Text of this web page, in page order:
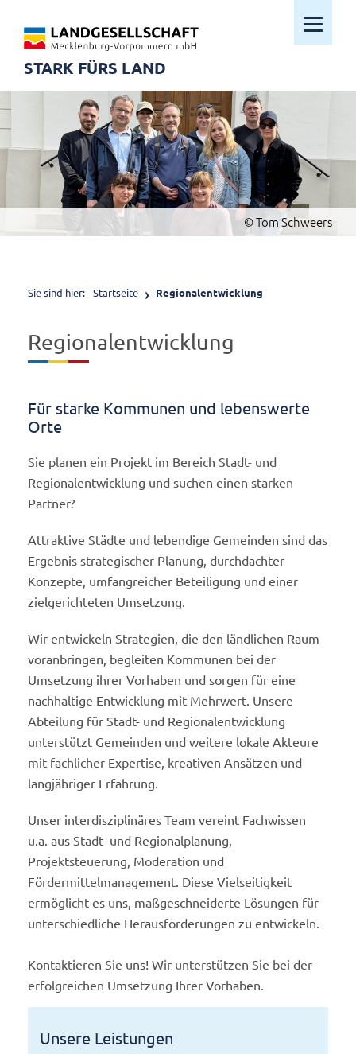
STARK FÜRS LAND
Mobiles
© Tom Schweers
Sie sind hier: Startseite Regionalentwicklung
Regionalentwicklung
Für starke Kommunen und lebenswerte
Orte
Sie planen ein Projekt im Bereich Stadt- und
Regionalentwicklung und suchen einen starken
Partner?
Attraktive Städte und lebendige Gemeinden sind das
Ergebnis strategischer Planung, durchdachter
Konzepte, umfangreicher Beteiligung und einer
zielgerichteten Umsetzung.
Wir entwickeln Strategien, die den ländlichen Raum
voranbringen, begleiten Kommunen bei der
Umsetzung ihrer Vorhaben und sorgen für eine
nachhaltige Entwicklung mit Mehrwert. Unsere
Abteilung für Stadt- und Regionalentwicklung
unterstützt Gemeinden und weitere lokale Akteure
mit fachlicher Expertise, kreativen Ansätzen und
langjähriger Erfahrung.
Unser interdisziplinäres Team vereint Fachwissen
u.a. aus Stadt- und Regionalplanung,
Projektsteuerung, Moderation und
Fördermittelmanagement. Diese Vielseitigkeit
ermöglicht es uns, maßgeschneiderte Lösungen für
unterschiedliche Herausforderungen zu entwickeln.
Kontaktieren Sie uns! Wir unterstützen Sie bei der
erfolgreichen Umsetzung Ihrer Vorhaben.
Unsere Leistungen